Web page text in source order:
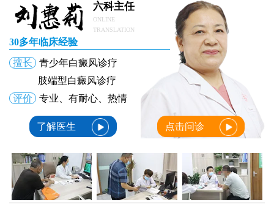
六科主任
ONLINE
TRANSLATION
30多年临床经验
擅长
青少年白癜风诊疗
肢端型白癜风诊疗
评价
专业、有耐心、热情
了解医生 点击问诊